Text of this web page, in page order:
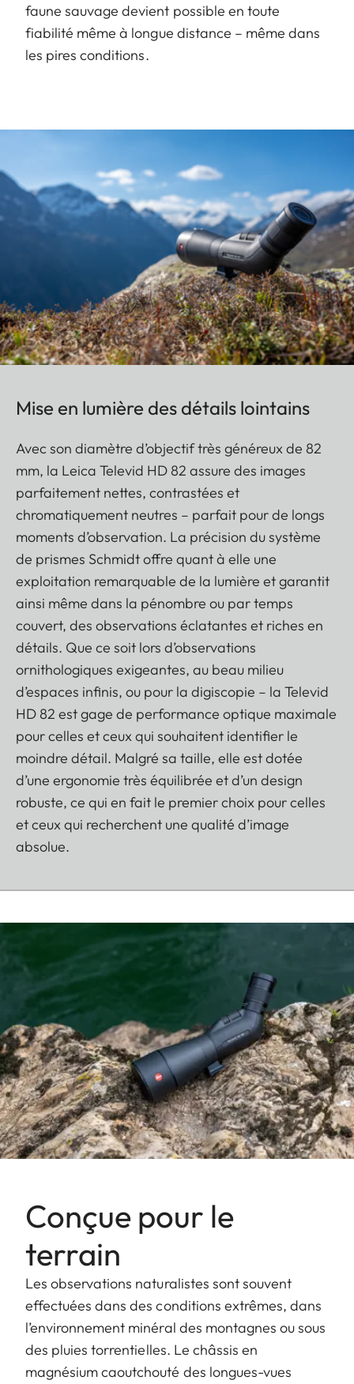
faune sauvage devient possible en toute
fiabilité même à longue distance – même dans
les pires conditions.
Mise en lumière des détails lointains
Avec son diamètre d’objectif très généreux de 82
mm, la Leica Televid HD 82 assure des images
parfaitement nettes, contrastées et
chromatiquement neutres – parfait pour de longs
moments d’observation. La précision du système
de prismes Schmidt offre quant à elle une
exploitation remarquable de la lumière et garantit
ainsi même dans la pénombre ou par temps
couvert, des observations éclatantes et riches en
détails. Que ce soit lors d’observations
ornithologiques exigeantes, au beau milieu
d’espaces infinis, ou pour la digiscopie – la Televid
HD 82 est gage de performance optique maximale
pour celles et ceux qui souhaitent identifier le
moindre détail. Malgré sa taille, elle est dotée
d’une ergonomie très équilibrée et d’un design
robuste, ce qui en fait le premier choix pour celles
et ceux qui recherchent une qualité d’image
absolue.
Conçue pour le
terrain
Les observations naturalistes sont souvent
effectuées dans des conditions extrêmes, dans
l’environnement minéral des montagnes ou sous
des pluies torrentielles. Le châssis en
magnésium caoutchouté des longues-vues